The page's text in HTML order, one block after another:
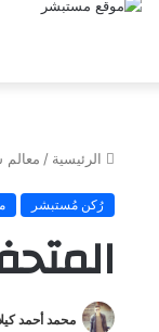
الرئيسية / معالم
رُكن مُستبشر
محمد أحمد